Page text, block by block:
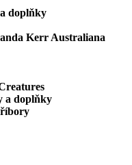
doplňky
Kerr Australiana
a doplňky